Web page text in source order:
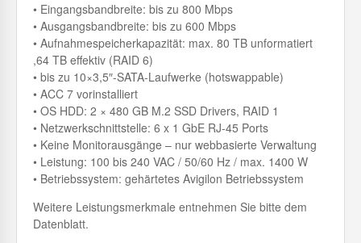
• Eingangsbandbreite: bis zu 800 Mbps
• Ausgangsbandbreite: bis zu 600 Mbps
• Aufnahmespeicherkapazität: max. 80 TB unformatiert
,64 TB effektiv (RAID 6)
• bis zu 10×3,5″-SATA-Laufwerke (hotswappable)
• ACC 7 vorinstalliert
• OS HDD: 2 × 480 GB M.2 SSD Drivers, RAID 1
• Netzwerkschnittstelle: 6 x 1 GbE RJ-45 Ports
• Keine Monitorausgänge – nur webbasierte Verwaltung
• Leistung: 100 bis 240 VAC / 50/60 Hz / max. 1400 W
• Betriebssystem: gehärtetes Avigilon Betriebssystem
Weitere Leistungsmerkmale entnehmen Sie bitte dem
Datenblatt.